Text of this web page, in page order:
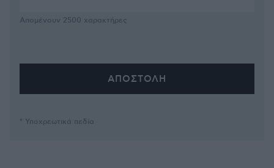
Απομένουν 2500 χαρακτήρες
* Υποχρεωτικά πεδία